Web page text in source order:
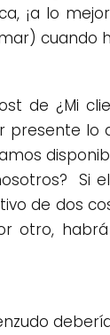
¡a lo
cuando
de ¿Mi
lo
Si
de dos
otro,